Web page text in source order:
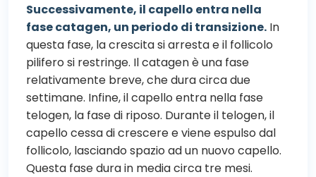
Successivamente, il capello entra nella
fase catagen, un periodo di transizione. In
questa fase, la crescita si arresta e il follicolo
pilifero si restringe. Il catagen è una fase
relativamente breve, che dura circa due
settimane. Infine, il capello entra nella fase
telogen, la fase di riposo. Durante il telogen, il
capello cessa di crescere e viene espulso dal
follicolo, lasciando spazio ad un nuovo capello.
Questa fase dura in media circa tre mesi.